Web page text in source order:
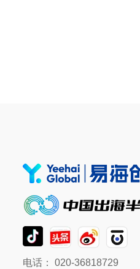
电话： 020-36818729